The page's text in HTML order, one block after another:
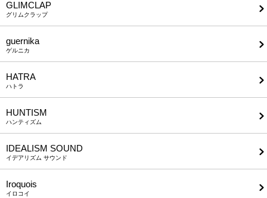
GLIMCLAP
グリムクラップ
guernika
ゲルニカ
HATRA
ハトラ
HUNTISM
ハンティズム
IDEALISM SOUND
イデアリズム サウンド
Iroquois
イロコイ